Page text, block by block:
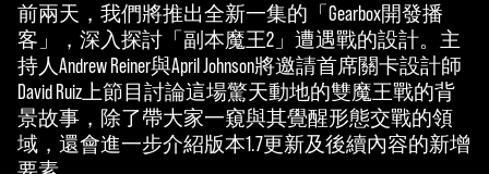
前兩天，我們將推出全新一集的「Gearbox開發播
客」，深入探討「副本魔王2」遭遇戰的設計。主
持人Andrew Reiner與April Johnson將邀請首席關卡設計師
David Ruiz上節目討論這場驚天動地的雙魔王戰的背
景故事，除了帶大家一窺與其覺醒形態交戰的領
域，還會進一步介紹版本1.7更新及後續內容的新增